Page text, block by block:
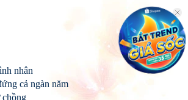
nhân
cả ngàn năm
chồng